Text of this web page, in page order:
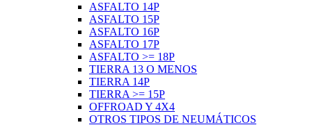
ASFALTO 14P
ASFALTO 15P
ASFALTO 16P
ASFALTO 17P
ASFALTO >= 18P
TIERRA 13 O MENOS
TIERRA 14P
TIERRA >= 15P
OFFROAD Y 4X4
OTROS TIPOS DE NEUMÁTICOS